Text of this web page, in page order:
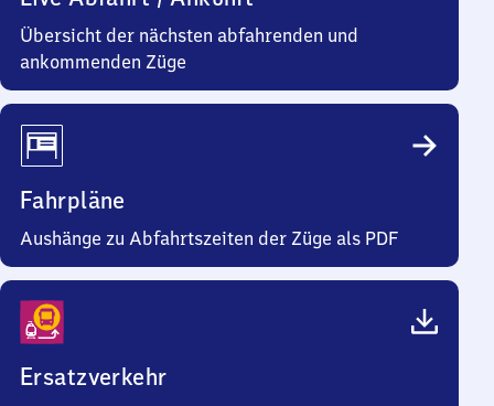
Übersicht der nächsten abfahrenden und
ankommenden Züge
Fahrpläne
Aushänge zu Abfahrtszeiten der Züge als PDF
Ersatzverkehr